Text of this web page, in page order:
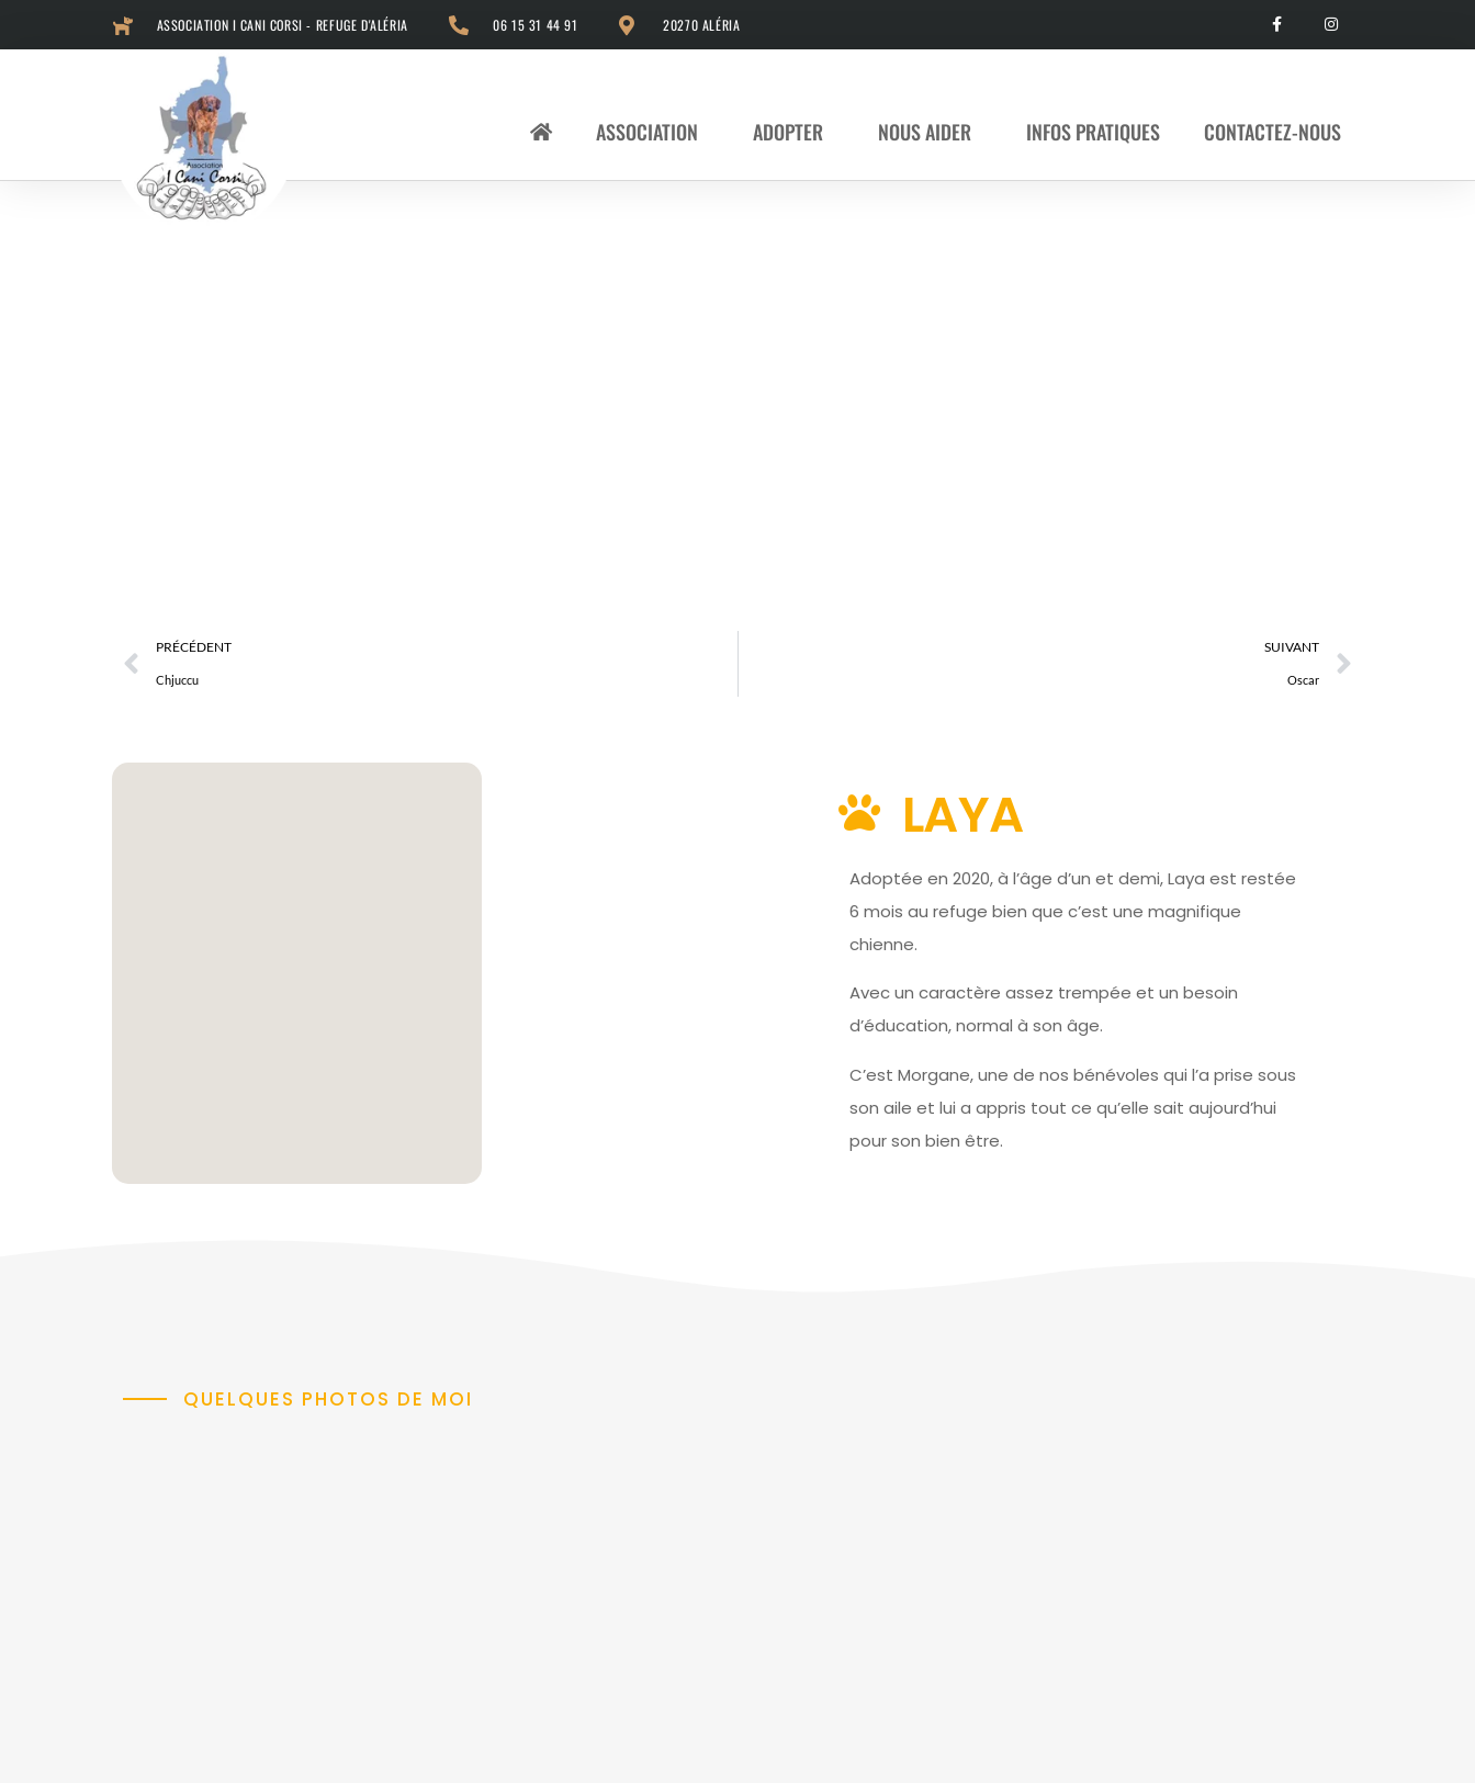
ASSOCIATION I CANI CORSI - REFUGE D'ALÉRIA 06 15 31 44 91 20270 ALÉRIA
ASSOCIATION ADOPTER NOUS AIDER INFOS PRATIQUES CONTACTEZ-NOUS
PRÉCÉDENT
Chjuccu
SUIVANT
Oscar
LAYA
Adoptée en 2020, à l’âge d’un et demi, Laya est restée
6 mois au refuge bien que c’est une magnifique
chienne.
Avec un caractère assez trempée et un besoin
d’éducation, normal à son âge.
C’est Morgane, une de nos bénévoles qui l’a prise sous
son aile et lui a appris tout ce qu’elle sait aujourd’hui
pour son bien être.
QUELQUES PHOTOS DE MOI